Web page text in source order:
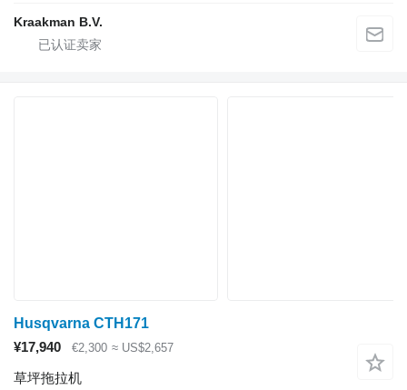
Kraakman B.V.
Husqvarna CTH171
¥17,940
€2,300 ≈ US$2,657
草坪拖拉机